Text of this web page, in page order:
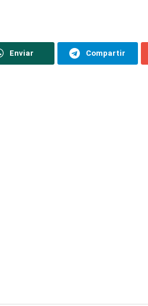
Enviar Compartir